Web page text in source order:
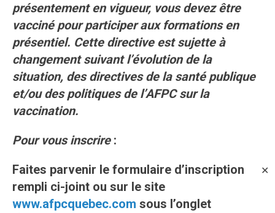
✕
présentement en vigueur, vous devez être
vacciné pour participer aux formations en
présentiel. Cette directive est sujette à
changement suivant l’évolution de la
situation, des directives de la santé publique
et/ou des politiques de l’AFPC sur la
vaccination.
Pour vous inscrire:
Faites parvenir le formulaire d’inscription
rempli ci-joint ou sur le site
www.afpcquebec.com sous l’onglet